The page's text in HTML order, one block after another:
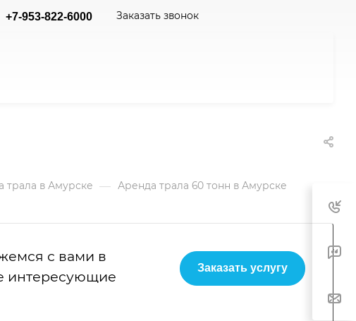
+7-953-822-6000 Заказать звонок
трала в Амурске — Аренда трала 60 тонн в Амурске
с вами в
интересующие
Заказать услугу